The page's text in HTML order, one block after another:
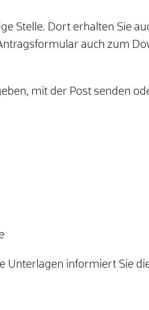
Stelle. Dort erhalten Sie
auch zum
mit der Post senden
Unterlagen informiert Sie